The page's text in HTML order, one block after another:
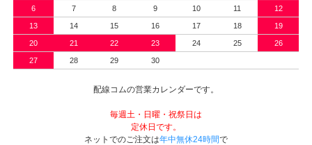
6 7 8 9 10 11 12
13 14 15 16 17 18 19
20 21 22 23 24 25 26
27 28 29 30
配線コムの営業カレンダーです。
毎週土・日曜・祝祭日は
定休日です。
ネットでのご注文は年中無休24時間で